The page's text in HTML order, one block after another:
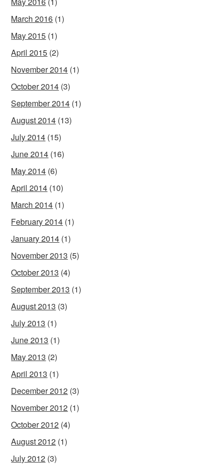
March 2016 (1)
May 2015 (1)
April 2015 (2)
November 2014 (1)
October 2014 (3)
September 2014 (1)
August 2014 (13)
July 2014 (15)
June 2014 (16)
May 2014 (6)
April 2014 (10)
March 2014 (1)
February 2014 (1)
January 2014 (1)
November 2013 (5)
October 2013 (4)
September 2013 (1)
August 2013 (3)
July 2013 (1)
June 2013 (1)
May 2013 (2)
April 2013 (1)
December 2012 (3)
November 2012 (1)
October 2012 (4)
August 2012 (1)
July 2012 (3)